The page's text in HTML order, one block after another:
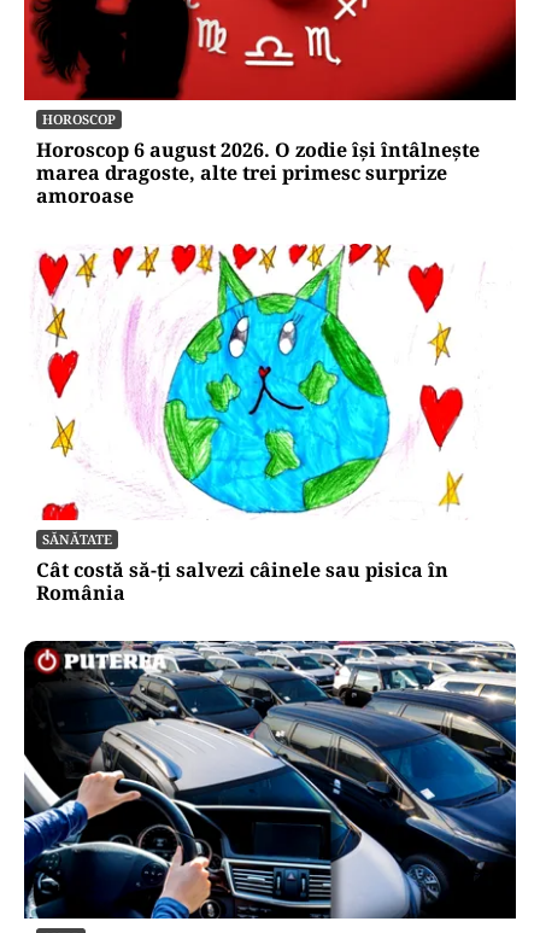
repetă scenariul e‑Terra. Ce ascund
comunicările oficiale și cine răspunde
pentru mentenanța IT a instituțiilor
publice
Alte Articole Importante
HOROSCOP
Horoscop 6 august 2026. O zodie își întâlnește
marea dragoste, alte trei primesc surprize
amoroase
SĂNĂTATE
Cât costă să-ți salvezi câinele sau pisica în